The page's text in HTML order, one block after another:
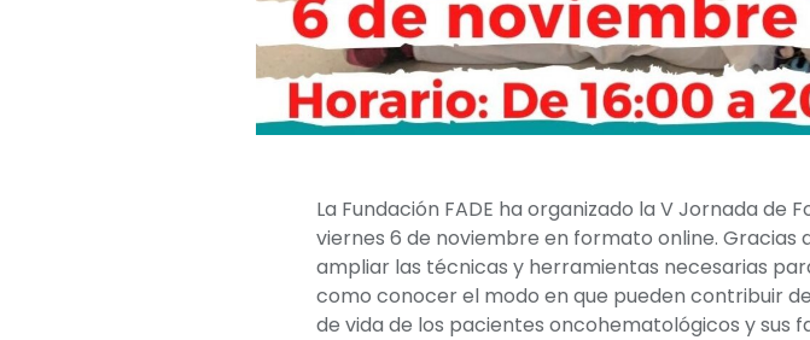
La Fundación FADE ha organizado la V Jornada de
viernes 6 de noviembre en formato online.
ampliar las técnicas y herramientas necesarias
como conocer el modo en que pueden contribuir
de vida de los pacientes oncohematológicos y sus